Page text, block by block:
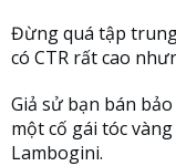
Đừng quá tập
có CTR rất cao
Giả sử bạn bán
một cố gái tóc
Lambogini.